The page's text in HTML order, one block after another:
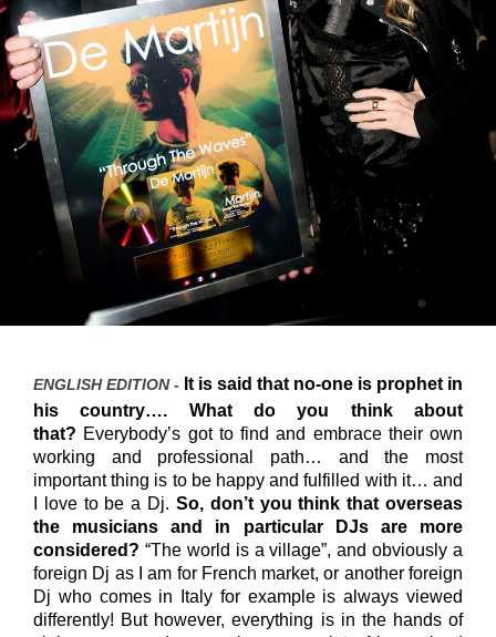
ENGLISH EDITION - It is said that no-one is prophet in
his country…. What do you think about
that? Everybody’s got to find and embrace their own
working and professional path… and the most
important thing is to be happy and fulfilled with it… and
I love to be a Dj. So, don’t you think that overseas
the musicians and in particular DJs are more
considered? “The world is a village”, and obviously a
foreign Dj as I am for French market, or another foreign
Dj who comes in Italy for example is always viewed
differently! But however, everything is in the hands of